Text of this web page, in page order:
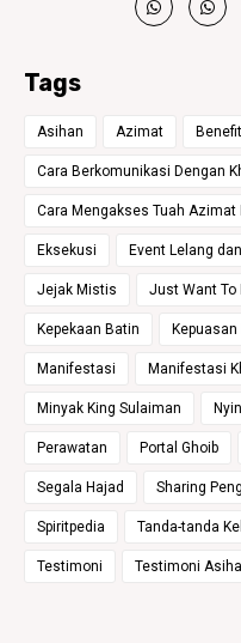
Tags
Asihan Azimat Benefit
Cara Berkomunikasi Dengan
Cara Mengakses Tuah Azimat
Eksekusi Event Lelang
Jejak Mistis Just Want To
Kepekaan Batin
Manifestasi Manifestasi
Minyak King Sulaiman
Perawatan Portal Ghoib
Segala Hajad Sharing
Spiritpedia Tanda-tanda
Testimoni Testimoni